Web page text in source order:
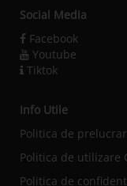
Social Media
Facebook
Youtube
Tiktok
Info Utile
Politica de
Politica de utilizare
Politica de